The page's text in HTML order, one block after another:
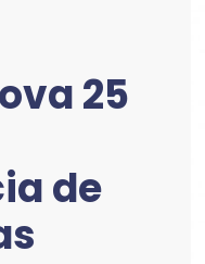
25
de